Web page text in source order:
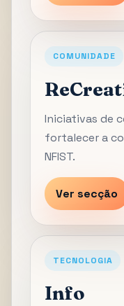
COMUNIDADE
Iniciativas de
fortalecer a
NFIST.
Ver secção
TECNOLOGIA
Info